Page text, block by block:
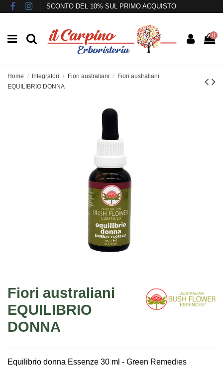
SCONTO DEL 10% SUL PRIMO ACQUISTO
0
Home Integratori Fiori australiani
Fiori australiani
EQUILIBRIO DONNA
Fiori australiani
EQUILIBRIO
DONNA
Equilibrio donna Essenze 30 ml - Green Remedies